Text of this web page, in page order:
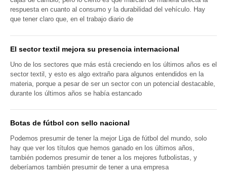
respuesta en cuanto al consumo y la durabilidad del vehículo. Hay
que tener claro que, en el trabajo diario de
El sector textil mejora su presencia internacional
Uno de los sectores que más está creciendo en los últimos años es el
sector textil, y esto es algo extraño para algunos entendidos en la
materia, porque a pesar de ser un sector con un potencial destacable,
durante los últimos años se había estancado
Botas de fútbol con sello nacional
Podemos presumir de tener la mejor Liga de fútbol del mundo, solo
hay que ver los títulos que hemos ganado en los últimos años,
también podemos presumir de tener a los mejores futbolistas, y
deberíamos también presumir de tener a una empresa